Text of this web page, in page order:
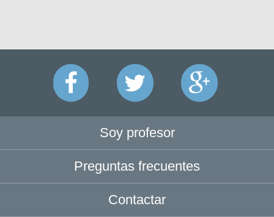
Soy profesor
Preguntas frecuentes
Contactar